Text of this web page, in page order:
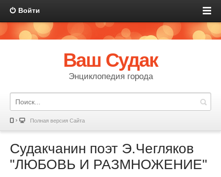
Войти
Ваш Судак
Энциклопедия города
Полная версия Сайта
Судакчанин поэт Э.Чегляков
"ЛЮБОВЬ И РАЗМНОЖЕНИЕ"